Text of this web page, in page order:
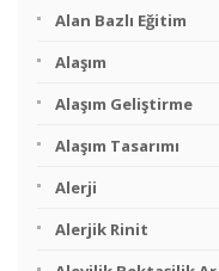
Alan Bazlı Eğitim
Alaşım
Alaşım Geliştirme
Alaşım Tasarımı
Alerji
Alerjik Rinit